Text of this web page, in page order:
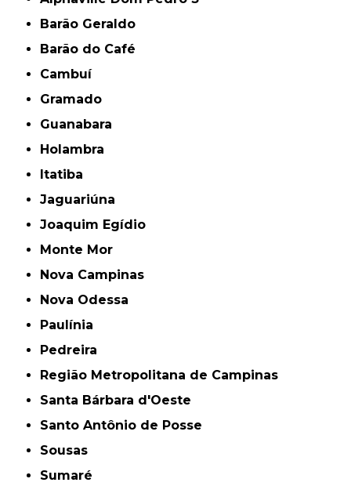
Barão Geraldo
Barão do Café
Cambuí
Gramado
Guanabara
Holambra
Itatiba
Jaguariúna
Joaquim Egídio
Monte Mor
Nova Campinas
Nova Odessa
Paulínia
Pedreira
Região Metropolitana de Campinas
Santa Bárbara d'Oeste
Santo Antônio de Posse
Sousas
Sumaré